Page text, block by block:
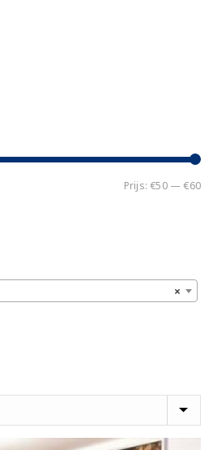
Prijs:€50—€60
×